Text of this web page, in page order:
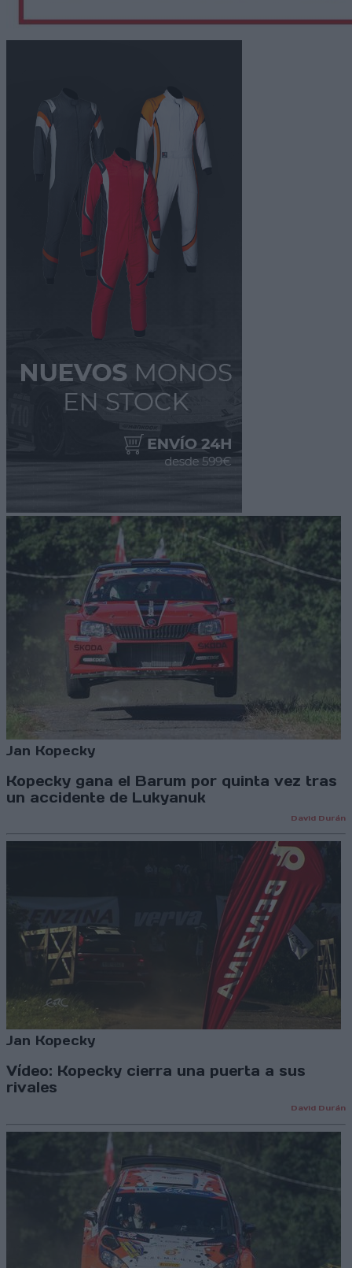
Jan Kopecky
Kopecky gana el Barum por quinta vez tras
un accidente de Lukyanuk
David Durán
Jan Kopecky
Vídeo: Kopecky cierra una puerta a sus
rivales
David Durán